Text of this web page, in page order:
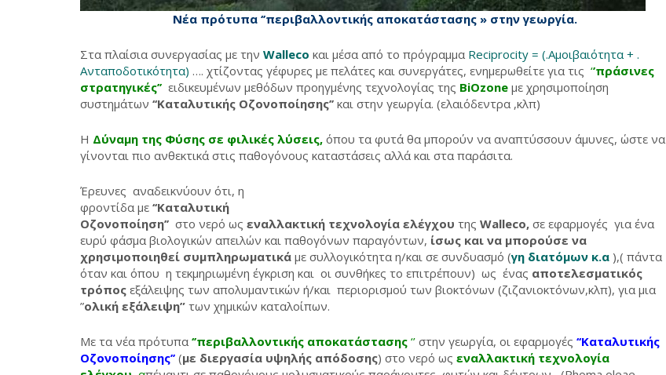
Νέα πρότυπα ‘’περιβαλλοντικής αποκατάστασης » στηνγεωργία.
Στα πλαίσια συνεργασίας με την Walleco και μέσα από το πρόγραμμα Reciprocity = (.Αμοιβαιότητα + .
Ανταποδοτικότητα) …. χτίζοντας γέφυρες με πελάτες και συνεργάτες, ενημερωθείτε για τις ‘’πράσινες
στρατηγικές’’ ειδικευμένων μεθόδων προηγμένης τεχνολογίας της BiOzone με χρησιμοποίηση
συστημάτων ‘‘Καταλυτικής Οζονοποίησης’’ και στην γεωργία. (ελαιόδεντρα ,κλπ)
Η Δύναμη της Φύσης σε φιλικές λύσεις, όπου τα φυτά θα μπορούν να αναπτύσσουν άμυνες, ώστε να
γίνονται πιο ανθεκτικά στις παθογόνους καταστάσεις αλλά και στα παράσιτα.
Έρευνες αναδεικνύουν ότι, η
φροντίδα με ‘‘Καταλυτική
Οζονοποίηση’’ στο νερό ως εναλλακτική τεχνολογία ελέγχου της Walleco, σε εφαρμογές για ένα
ευρύ φάσμα βιολογικών απειλών και παθογόνων παραγόντων, ίσως και να μπορούσε να
χρησιμοποιηθεί συμπληρωματικά με συλλογικότητα η/και σε συνδυασμό (γη διατόμων κ.α ),( πάντα
όταν και όπου η τεκμηριωμένη έγκριση και οι συνθήκες το επιτρέπουν) ως ένας αποτελεσματικός
τρόπος εξάλειψης των απολυμαντικών ή/και περιορισμού των βιοκτόνων (ζιζανιοκτόνων,κλπ), για μια
”ολική εξάλειψη” των χημικών καταλοίπων.
Με τα νέα πρότυπα ‘’περιβαλλοντικής αποκατάστασης ‘’ στην γεωργία, οι εφαρμογές ‘‘Καταλυτικής
Οζονοποίησης’’ (με διεργασία υψηλής απόδοσης) στο νερό ως εναλλακτική τεχνολογία